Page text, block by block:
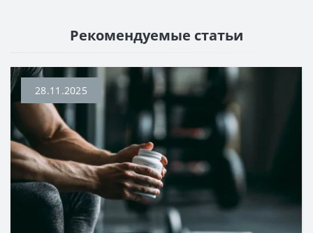
Рекомендуемые статьи
28.11.2025